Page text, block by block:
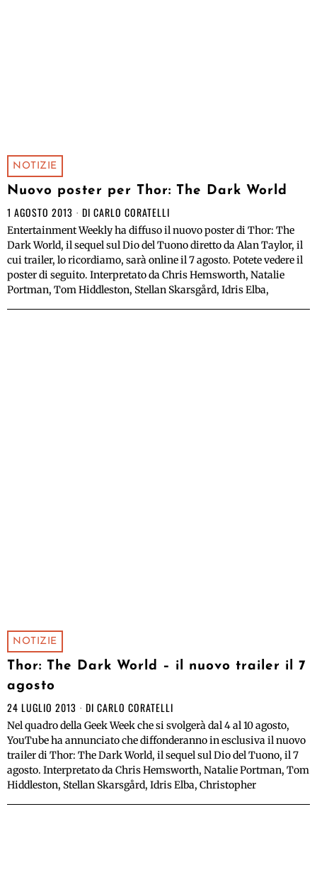
NOTIZIE
Nuovo poster per Thor: The Dark World
1 AGOSTO 2013 DI CARLO CORATELLI
Entertainment Weekly ha diffuso il nuovo poster di Thor: The
Dark World, il sequel sul Dio del Tuono diretto da Alan Taylor, il
cui trailer, lo ricordiamo, sarà online il 7 agosto. Potete vedere il
poster di seguito. Interpretato da Chris Hemsworth, Natalie
Portman, Tom Hiddleston, Stellan Skarsgård, Idris Elba,
NOTIZIE
Thor: The Dark World – il nuovo trailer il 7
agosto
24 LUGLIO 2013 DI CARLO CORATELLI
Nel quadro della Geek Week che si svolgerà dal 4 al 10 agosto,
YouTube ha annunciato che diffonderanno in esclusiva il nuovo
trailer di Thor: The Dark World, il sequel sul Dio del Tuono, il 7
agosto. Interpretato da Chris Hemsworth, Natalie Portman, Tom
Hiddleston, Stellan Skarsgård, Idris Elba, Christopher